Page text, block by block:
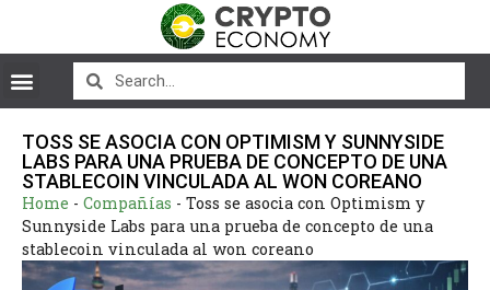
TOSS SE ASOCIA CON OPTIMISM Y SUNNYSIDE
LABS PARA UNA PRUEBA DE CONCEPTO DE UNA
STABLECOIN VINCULADA AL WON COREANO
Home - Compañías - Toss se asocia con Optimism y
Sunnyside Labs para una prueba de concepto de una
stablecoin vinculada al won coreano